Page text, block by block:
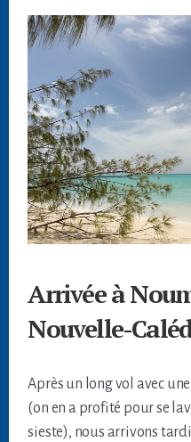
Arrivée à
Nouvelle-
Après un long vol avec
(on en a profité pour se
sieste), nous arrivons